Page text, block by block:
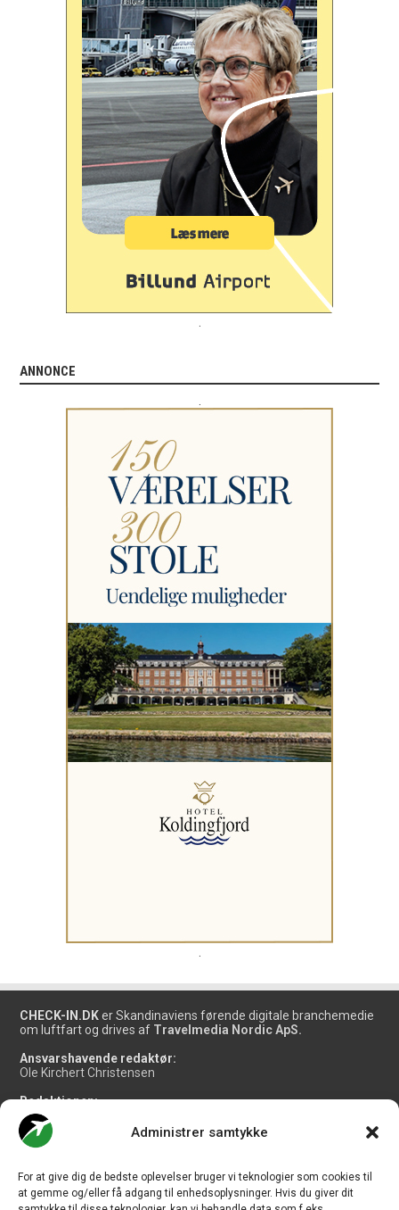
Administrer samtykke
For at give dig de bedste oplevelser bruger vi teknologier som cookies til
at gemme og/eller få adgang til enhedsoplysninger. Hvis du giver dit
ANNONCE
CHECK-IN.DK er Skandinaviens førende digitale branchemedie
om luftfart og drives af Travelmedia Nordic ApS.
Ansvarshavende redaktør:
Ole Kirchert Christensen
Redaktionen:
Christian Granhøj Skouboe
Henrik Baumgarten
Danny Longhi Andreasen
Salg og jobannoncer:
salg@travelmedianordic.com